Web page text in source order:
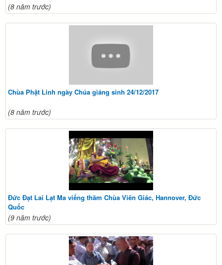
(8 năm trước)
Chùa Phật Linh ngày Chúa giáng sinh 24/12/2017
(8 năm trước)
Đức Đạt Lai Lạt Ma viếng thăm Chùa Viên Giác, Hannover, Đức
Quốc
(9 năm trước)